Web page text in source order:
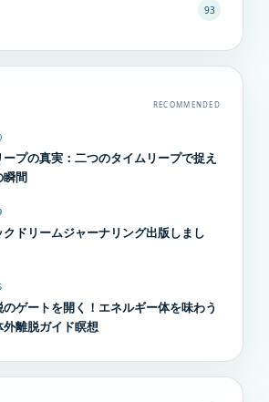
93
RECOMMENDED
ープの真実：二つのタイムリープで捉え
瞬間
クドリームジャーナリング出版しまし
のゲートを開く！エネルギー体を味わう
外離脱ガイド瞑想